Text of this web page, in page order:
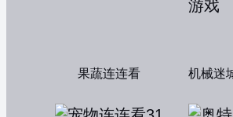
果蔬连连看